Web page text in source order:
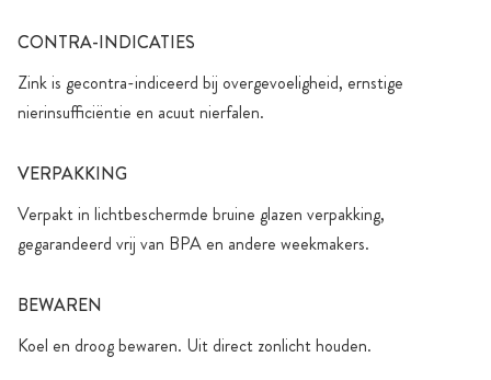
CONTRA-INDICATIES
Zink is gecontra-indiceerd bij overgevoeligheid, ernstige
nierinsufficiëntie en acuut nierfalen.
VERPAKKING
Verpakt in lichtbeschermde bruine glazen verpakking,
gegarandeerd vrij van BPA en andere weekmakers.
BEWAREN
Koel en droog bewaren. Uit direct zonlicht houden.